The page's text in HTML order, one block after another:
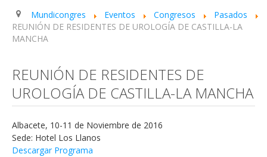
Servicios
Eventos
Mundicongres Eventos Congresos
Pasados
REUNIÓN DE RESIDENTES DE UROLOGÍA DE CASTILLA-LA
MANCHA
REUNIÓN DE RESIDENTES DE
UROLOGÍA DE CASTILLA-LA MANCHA
Albacete, 10-11 de Noviembre de 2016
Sede: Hotel Los Llanos
Descargar Programa